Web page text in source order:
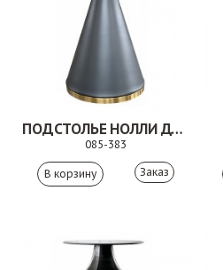
ПОДСТОЛЬЕ НОЛЛИ ДУО
085-383
Заказ